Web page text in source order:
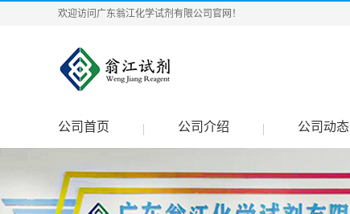
欢迎访问广东翁江化学试剂有限公司官网！
公司首页 公司介绍 公司动态